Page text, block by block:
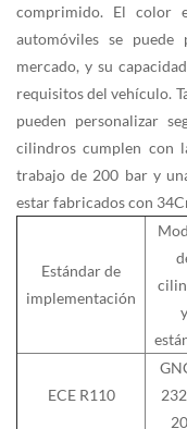
comprimido. El color
automóviles se puede
mercado, y su
requisitos del vehículo.
pueden personalizar
cilindros cumplen con
trabajo de 200 bar y
estar fabricados con
Estándar de
implementación
y
ECE R110